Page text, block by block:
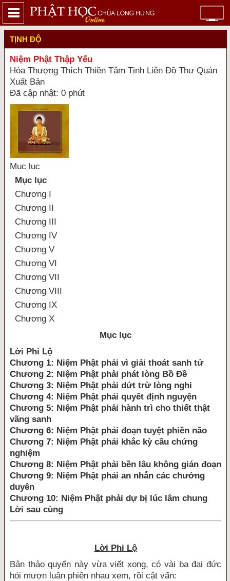
TỊNH ĐỘ
Niệm Phật Thập Yếu
Hòa Thượng Thích Thiền Tâm Tịnh Liên Đồ Thư Quán
Xuất Bản
Đã cập nhật: 0 phút
Mục lục
Mục lục
Chương I
Chương II
Chương III
Chương IV
Chương V
Chương VI
Chương VII
Chương VIII
Chương IX
Chương X
Mục lục
Lời Phi Lộ
Chương 1: Niệm Phật phải vì giải thoát sanh tử
Chương 2: Niệm Phật phải phát lòng Bồ Đề
Chương 3: Niệm Phật phải dứt trừ lòng nghi
Chương 4: Niệm Phật phải quyết định nguyện
Chương 5: Niệm Phật phải hành trì cho thiết thật
vãng sanh
Chương 6: Niệm Phật phải đoạn tuyệt phiền não
Chương 7: Niệm Phật phải khắc kỳ cầu chứng
nghiệm
Chương 8: Niệm Phật phải bền lâu không gián đoạn
Chương 9: Niệm Phật phải an nhẫn các chướng
duyên
Chương 10: Niệm Phật phải dự bị lúc lâm chung
Lời sau cùng
Lời Phi Lộ
Bản thảo quyển này vừa viết xong, có vài ba đại đức
hỏi mượn luân phiên nhau xem, rồi cật vấn: